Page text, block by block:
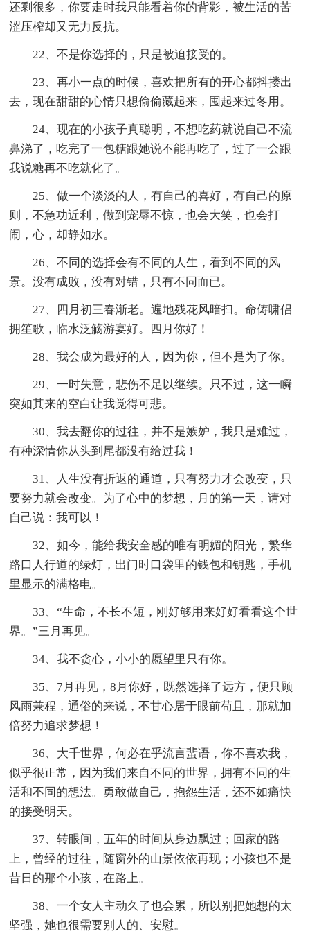
还剩很多，你要走时我只能看着你的背影，被生活的苦
涩压榨却又无力反抗。
22、不是你选择的，只是被迫接受的。
23、再小一点的时候，喜欢把所有的开心都抖搂出
去，现在甜甜的心情只想偷偷藏起来，囤起来过冬用。
24、现在的小孩子真聪明，不想吃药就说自己不流
鼻涕了，吃完了一包糖跟她说不能再吃了，过了一会跟
我说糖再不吃就化了。
25、做一个淡淡的人，有自己的喜好，有自己的原
则，不急功近利，做到宠辱不惊，也会大笑，也会打
闹，心，却静如水。
26、不同的选择会有不同的人生，看到不同的风
景。没有成败，没有对错，只有不同而已。
27、四月初三春渐老。遍地残花风暗扫。命俦啸侣
拥笙歌，临水泛觞游宴好。四月你好！
28、我会成为最好的人，因为你，但不是为了你。
29、一时失意，悲伤不足以继续。只不过，这一瞬
突如其来的空白让我觉得可悲。
30、我去翻你的过往，并不是嫉妒，我只是难过，
有种深情你从头到尾都没有给过我！
31、人生没有折返的通道，只有努力才会改变，只
要努力就会改变。为了心中的梦想，月的第一天，请对
自己说：我可以！
32、如今，能给我安全感的唯有明媚的阳光，繁华
路口人行道的绿灯，出门时口袋里的钱包和钥匙，手机
里显示的满格电。
33、“生命，不长不短，刚好够用来好好看看这个世
界。”三月再见。
34、我不贪心，小小的愿望里只有你。
35、7月再见，8月你好，既然选择了远方，便只顾
风雨兼程，通俗的来说，不甘心居于眼前苟且，那就加
倍努力追求梦想！
36、大千世界，何必在乎流言蜚语，你不喜欢我，
似乎很正常，因为我们来自不同的世界，拥有不同的生
活和不同的想法。勇敢做自己，抱怨生活，还不如痛快
的接受明天。
37、转眼间，五年的时间从身边飘过；回家的路
上，曾经的过往，随窗外的山景依依再现；小孩也不是
昔日的那个小孩，在路上。
38、一个女人主动久了也会累，所以别把她想的太
坚强，她也很需要别人的、安慰。